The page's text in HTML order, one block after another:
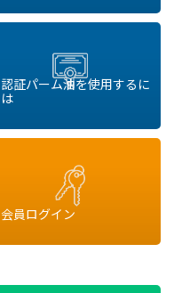
認証パーム油を使用するに
は
会員ログイン